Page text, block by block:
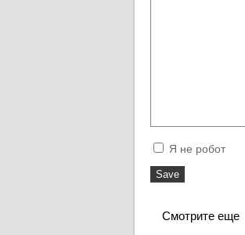
Я не робот
Смотрите еще